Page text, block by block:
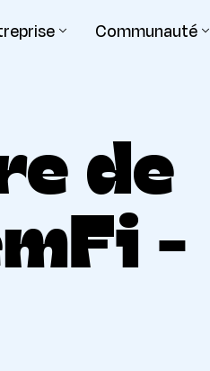
Communauté
de
-